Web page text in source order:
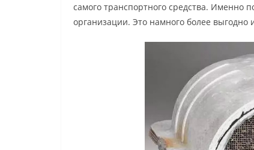
самого транспортного средства. Именно
организации. Это намного более